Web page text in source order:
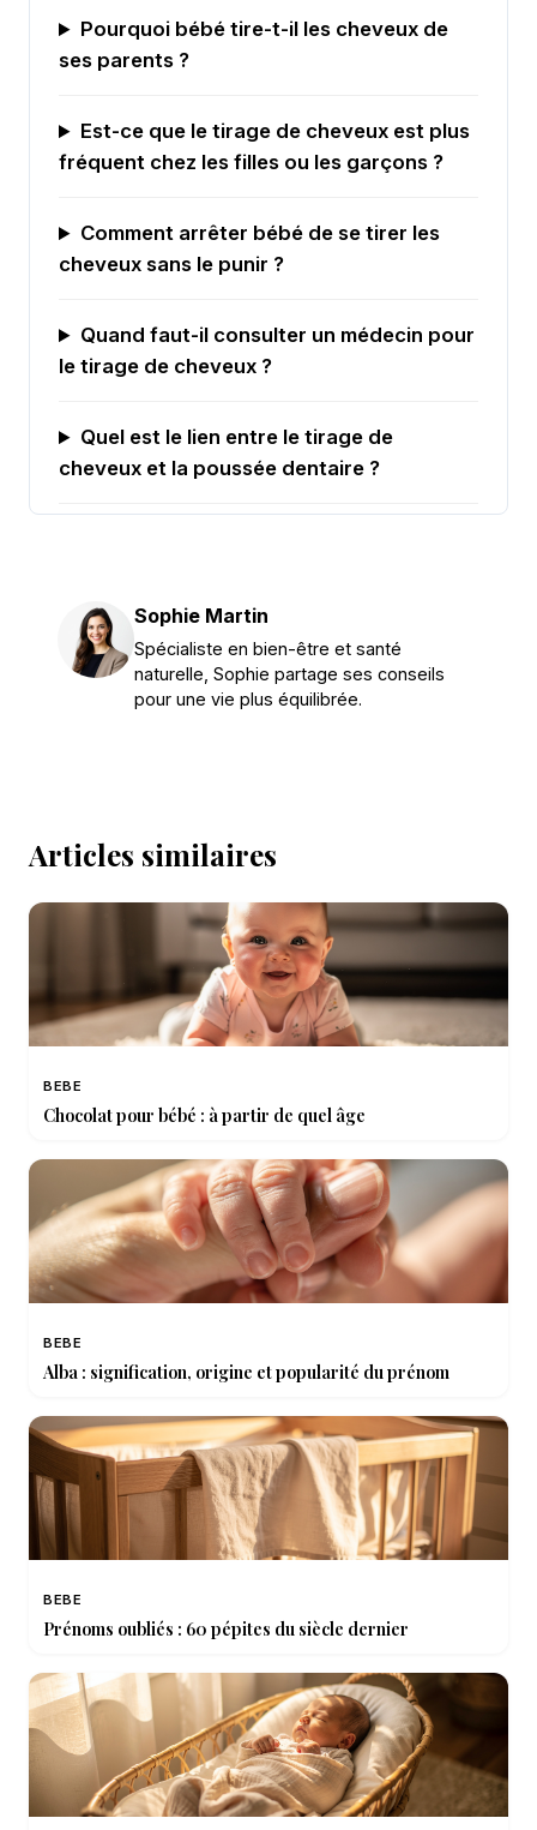
Pourquoi bébé tire-t-il les cheveux de
ses parents ?
Est-ce que le tirage de cheveux est plus
fréquent chez les filles ou les garçons ?
Comment arrêter bébé de se tirer les
cheveux sans le punir ?
Quand faut-il consulter un médecin pour
le tirage de cheveux ?
Quel est le lien entre le tirage de
cheveux et la poussée dentaire ?
Sophie Martin
Spécialiste en bien-être et santé
naturelle, Sophie partage ses conseils
pour une vie plus équilibrée.
Articles similaires
BEBE
Chocolat pour bébé : à partir de quel âge
BEBE
Alba : signification, origine et popularité du prénom
BEBE
Prénoms oubliés : 60 pépites du siècle dernier